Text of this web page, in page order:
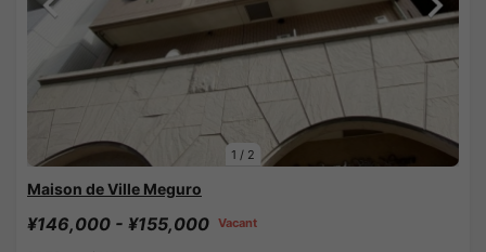
1 / 2
Maison de Ville Meguro
¥146,000 - ¥155,000 Vacant